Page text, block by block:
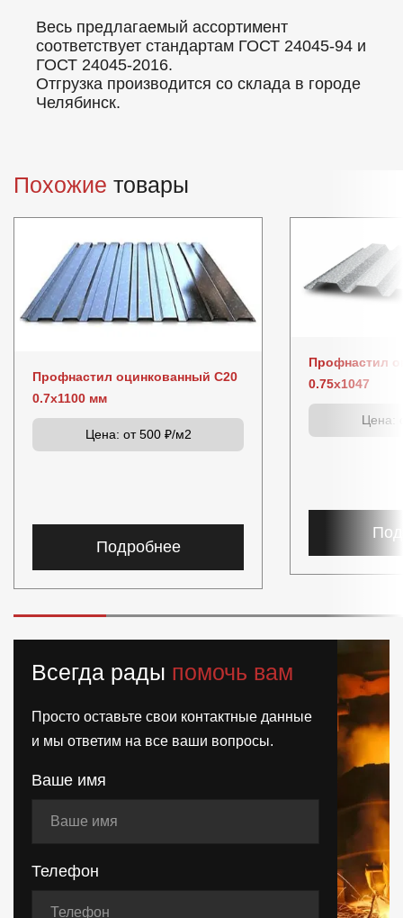
Весь предлагаемый ассортимент
соответствует стандартам ГОСТ 24045-94 и
ГОСТ 24045-2016.
Отгрузка производится со склада в городе
Челябинск.
Похожие товары
Профнастил оцинкованный C20
0.7x1100 мм
Цена: от 500 ₽/м2
Подробнее
Профнастил
0.75x1047
Цена:
Всегда рады помочь вам
Просто оставьте свои контактные данные
и мы ответим на все ваши вопросы.
Ваше имя
Телефон